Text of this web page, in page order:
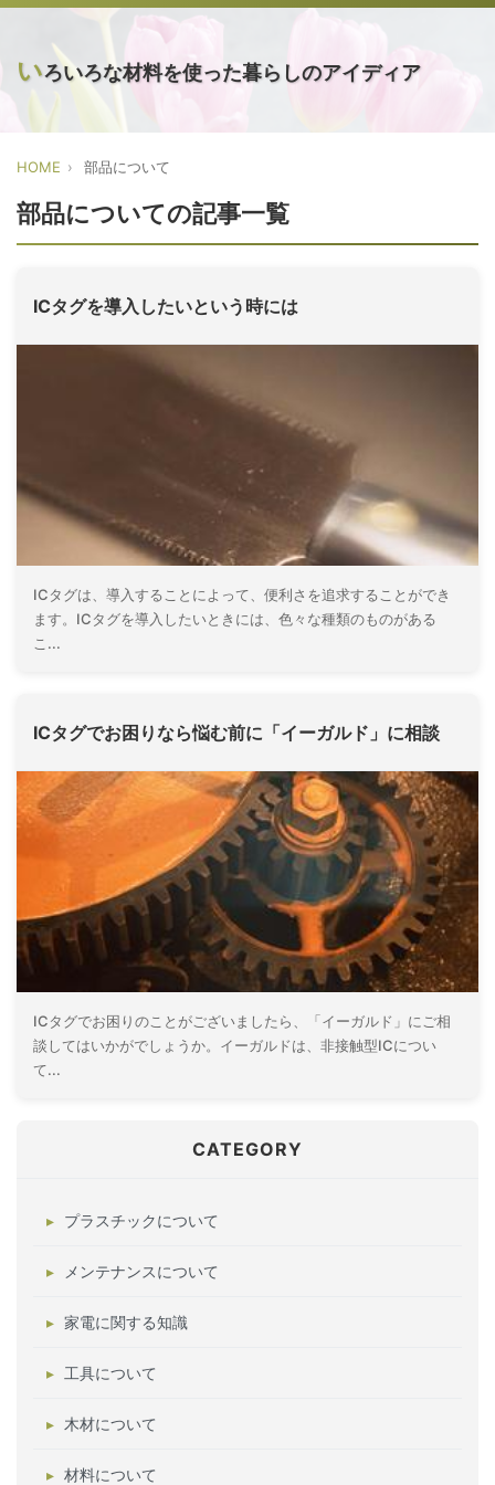
いろいろな材料を使った暮らしのアイディア
HOME 部品について
部品についての記事一覧
ICタグを導入したいという時には
ICタグは、導入することによって、便利さを追求することができ
ます。ICタグを導入したいときには、色々な種類のものがある
こ...
ICタグでお困りなら悩む前に「イーガルド」に相談
ICタグでお困りのことがございましたら、「イーガルド」にご相
談してはいかがでしょうか。イーガルドは、非接触型ICについ
て...
CATEGORY
プラスチックについて
メンテナンスについて
家電に関する知識
工具について
木材について
材料について